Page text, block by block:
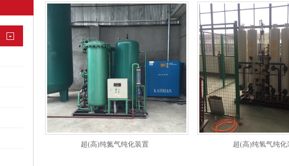
超(高)纯氮气纯化装置 超(高)纯氢气纯化